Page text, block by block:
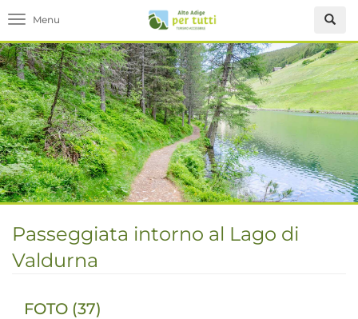
Toggle navigation
Passeggiata intorno al Lago di
Valdurna
FOTO (37)